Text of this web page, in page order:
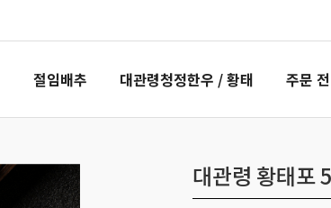
절임배추 대관령청정한우 / 황태 주문
대관령 황태포